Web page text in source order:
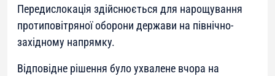
Передислокація здійснюється для нарощування
протиповітряної оборони держави на північно-
західному напрямку.
Відповідне рішення було ухвалене вчора на